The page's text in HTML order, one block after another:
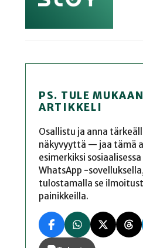
PS. TULE
ARTIKKELI
Osallistu ja anna
näkyvyyttä — jaa tämä
esimerkiksi
WhatsApp -
tulostamalla se
painikkeilla.